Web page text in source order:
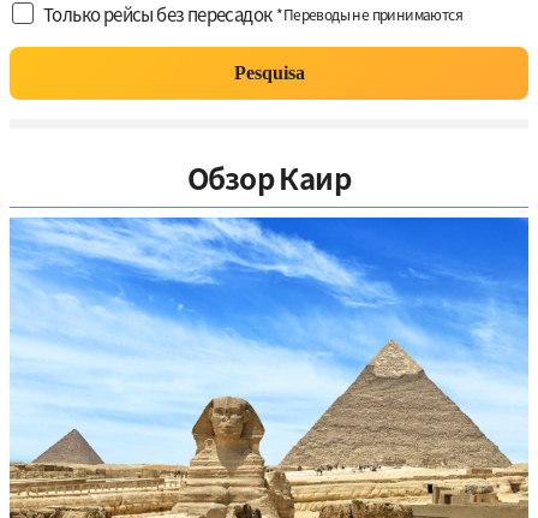
Только рейсы без пересадок *Переводы не принимаются
Pesquisa
Обзор Каир